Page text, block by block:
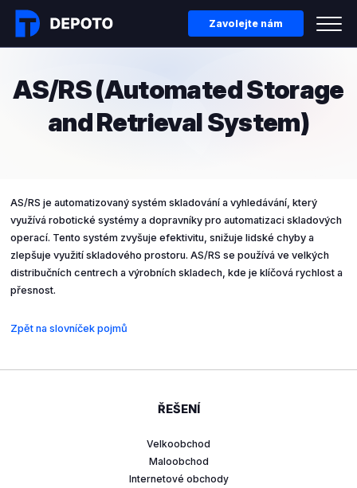
Zavolejte nám
AS/RS(Automated Storage
and Retrieval System)
AS/RS je automatizovaný systém skladování a vyhledávání, který
využívá robotické systémy a dopravníky pro automatizaci skladových
operací. Tento systém zvyšuje efektivitu, snižuje lidské chyby a
zlepšuje využití skladového prostoru. AS/RS se používá ve velkých
distribučních centrech a výrobních skladech, kde je klíčová rychlost a
přesnost.
Zpět na slovníček pojmů
ŘEŠENÍ
Velkoobchod
Maloobchod
Internetové obchody